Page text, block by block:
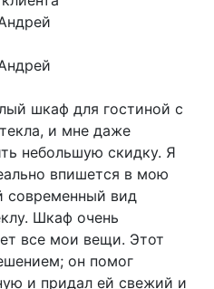
шкаф для гостиной с
и мне даже
небольшую скидку. Я
впишется в мою
современный вид
Шкаф очень
все мои вещи. Этот
он помог
и придал ей свежий и